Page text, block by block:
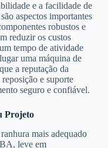
e a facilidade de
aspectos importantes
robustos e
reduzir os custos
tempo de atividade
uma máquina de
a reputação da
e suporte
seguro e confiável.
Projeto
mais adequado
leve em